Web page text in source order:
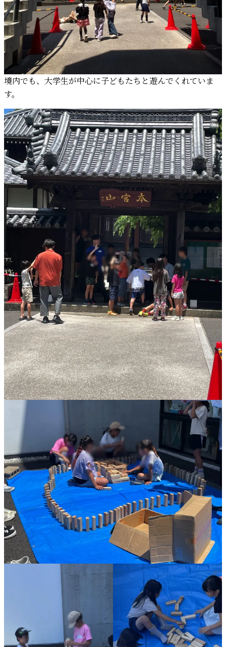
境内でも、大学生が中心に子どもたちと遊んでくれていま
す。